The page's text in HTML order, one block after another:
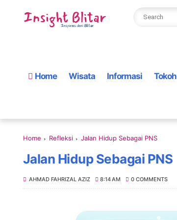
Home Wisata Informasi Tokoh
Home Refleksi Jalan Hidup Sebagai PNS
Jalan Hidup Sebagai PNS
AHMAD FAHRIZAL AZIZ 8:14 AM 0 COMMENTS